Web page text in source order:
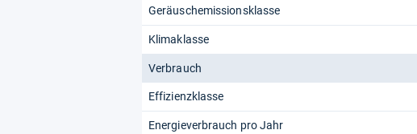
Geräuschemissionsklasse
Klimaklasse
Verbrauch
Effizienzklasse
Energieverbrauch pro Jahr